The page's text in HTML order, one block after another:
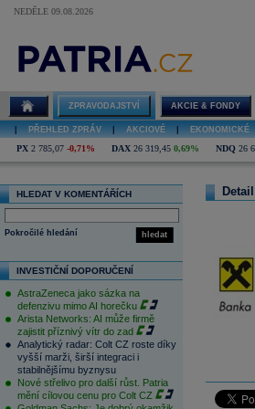
NEDĚLE 09.08.2026
ZPRAVODAJSTVÍ AKCIE & FONDY
PŘEHLED ZPRÁV AKCIOVÉ EKONOMICKÉ
PX 2 785,07 -0,71% DAX 26 319,45 0,69% NDQ 26
HLEDAT V KOMENTÁŘÍCH
hledat
Pokročilé hledání
INVESTIČNÍ DOPORUČENÍ
AstraZeneca jako sázka na
defenzivu mimo AI horečku
Arista Networks: AI může firmě
zajistit příznivý vítr do zad
Analytický radar: Colt CZ roste díky
vyšší marži, širší integraci i
stabilnějšímu byznysu
Nové střelivo pro další růst. Patria
mění cílovou cenu pro Colt CZ